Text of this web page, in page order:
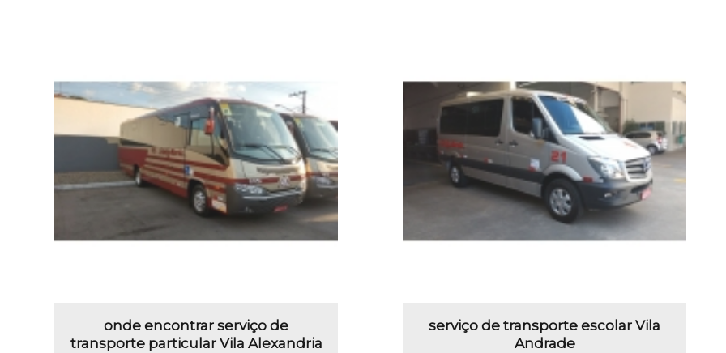
onde encontrar serviço de
transporte particular Vila Alexandria
serviço de transporte escolar Vila
Andrade